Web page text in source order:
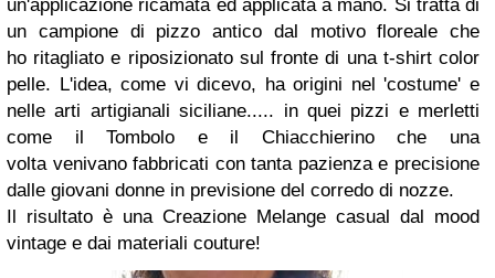
un'applicazione ricamata ed applicata a mano. Si tratta di
un campione di pizzo antico dal motivo floreale che
ho ritagliato e riposizionato sul fronte di una t-shirt color
pelle. L'idea, come vi dicevo, ha origini nel 'costume' e
nelle arti artigianali siciliane..... in quei pizzi e merletti
come il Tombolo e il Chiacchierino che una
volta venivano fabbricati con tanta pazienza e precisione
dalle giovani donne in previsione del corredo di nozze.
Il risultato è una Creazione Melange casual dal mood
vintage e dai materiali couture!